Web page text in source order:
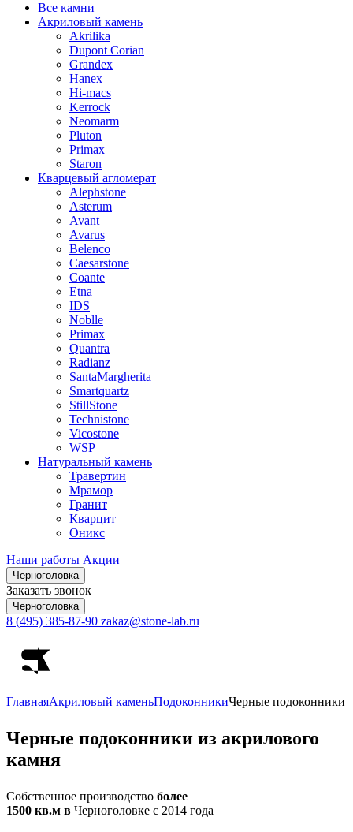
Все камни
Акриловый камень
Akrilika
Dupont Corian
Grandex
Hanex
Hi-macs
Kerrock
Neomarm
Pluton
Primax
Staron
Кварцевый агломерат
Alephstone
Asterum
Avant
Avarus
Belenco
Caesarstone
Coante
Etna
IDS
Noblle
Primax
Quantra
Radianz
SantaMargherita
Smartquartz
StillStone
Technistone
Vicostone
WSP
Натуральный камень
Травертин
Мрамор
Гранит
Кварцит
Оникс
Наши работы Акции
Черноголовка
Заказать звонок
Черноголовка
8 (495) 385-87-90 zakaz@stone-lab.ru
ГлавнаяАкриловый каменьПодоконникиЧерные подоконники
Черные подоконники из акрилового
камня
Собственное производство более
1500 кв.м в Черноголовке с 2014 года